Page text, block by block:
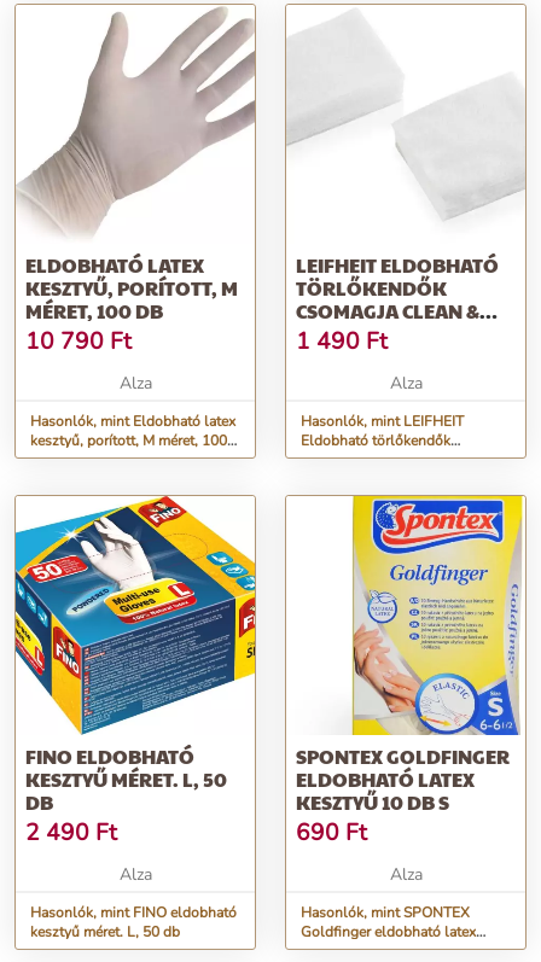
ELDOBHATÓ LATEX
KESZTYŰ, PORÍTOTT, M
MÉRET, 100 DB
10 790 Ft
Alza
Hasonlók, mint Eldobható latex
kesztyű, porított, M méret, 100
db
LEIFHEIT ELDOBHATÓ
TÖRLŐKENDŐK
CSOMAGJA CLEAN &
AWAY FELMOSÓHOZ
1 490 Ft
Alza
Hasonlók, mint LEIFHEIT
Eldobható törlőkendők
csomagja Clean & Away
FINO ELDOBHATÓ
KESZTYŰ MÉRET. L, 50
DB
2 490 Ft
Alza
Hasonlók, mint FINO eldobható
kesztyű méret. L, 50 db
SPONTEX GOLDFINGER
ELDOBHATÓ LATEX
KESZTYŰ 10 DB S
690 Ft
Alza
Hasonlók, mint SPONTEX
Goldfinger eldobható latex
kesztyű 10 db S